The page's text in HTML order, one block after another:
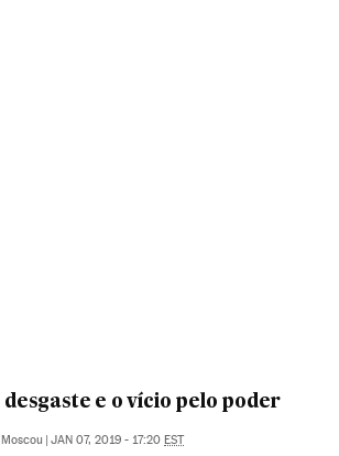
e o vício pelo poder
Moscou JAN 07, 2019 - 17:20 EST